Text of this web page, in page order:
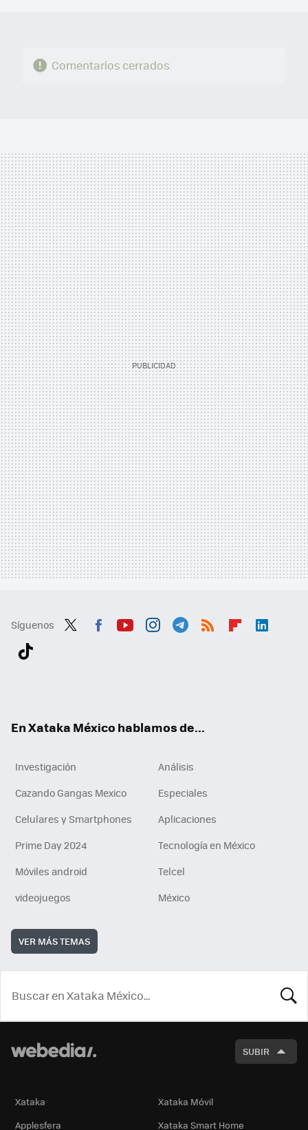
Comentarios cerrados
Síguenos
En Xataka México hablamos de...
Investigación
Análisis
Cazando Gangas Mexico
Especiales
Celulares y Smartphones
Aplicaciones
Prime Day 2024
Tecnología en México
Móviles android
Telcel
videojuegos
México
VER MÁS TEMAS
SUBIR
Xataka
Xataka Móvil
Applesfera
Xataka Smart Home